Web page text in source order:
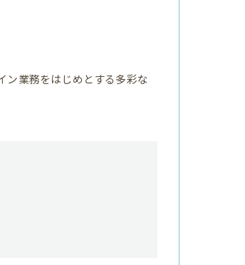
ン業務をはじめとする多彩な